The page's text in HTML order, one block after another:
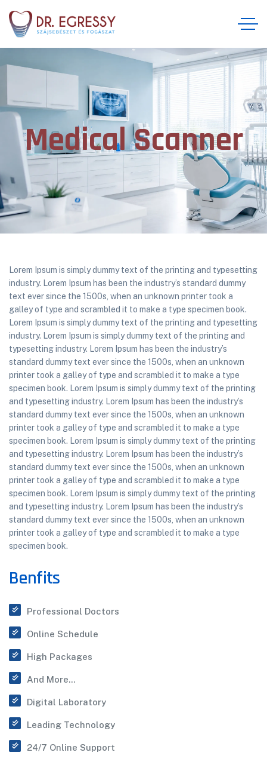
Medical Scanner
Lorem Ipsum is simply dummy text of the printing and typesetting
industry. Lorem Ipsum has been the industry’s standard dummy
text ever since the 1500s, when an unknown printer took a
galley of type and scrambled it to make a type specimen book.
Lorem Ipsum is simply dummy text of the printing and typesetting
industry. Lorem Ipsum is simply dummy text of the printing and
typesetting industry. Lorem Ipsum has been the industry’s
standard dummy text ever since the 1500s, when an unknown
printer took a galley of type and scrambled it to make a type
specimen book. Lorem Ipsum is simply dummy text of the printing
and typesetting industry. Lorem Ipsum has been the industry’s
standard dummy text ever since the 1500s, when an unknown
printer took a galley of type and scrambled it to make a type
specimen book. Lorem Ipsum is simply dummy text of the printing
and typesetting industry. Lorem Ipsum has been the industry’s
standard dummy text ever since the 1500s, when an unknown
printer took a galley of type and scrambled it to make a type
specimen book. Lorem Ipsum is simply dummy text of the printing
and typesetting industry. Lorem Ipsum has been the industry’s
standard dummy text ever since the 1500s, when an unknown
printer took a galley of type and scrambled it to make a type
specimen book.
Benfits
Professional Doctors
Online Schedule
High Packages
And More...
Digital Laboratory
Leading Technology
24/7 Online Support